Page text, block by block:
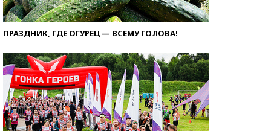
ПРАЗДНИК, ГДЕ ОГУРЕЦ — ВСЕМУ ГОЛОВА!